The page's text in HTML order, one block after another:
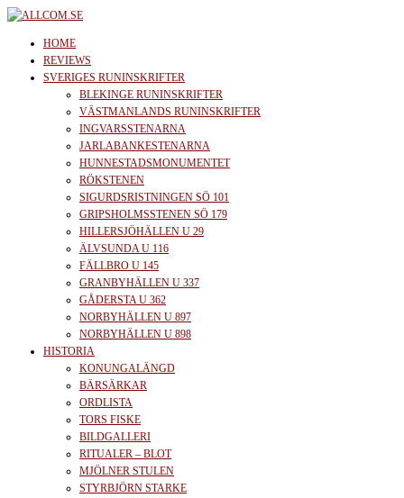
Skip
content
allcom.se
News | Reviews | History
HOME
REVIEWS
SVERIGES RUNINSKRIFTER
BLEKINGE RUNINSKRIFTER
VÄSTMANLANDS RUNINSKRIFTER
INGVARSSTENARNA
JARLABANKESTENARNA
HUNNESTADSMONUMENTET
RÖKSTENEN
SIGURDSRISTNINGEN SÖ 101
GRIPSHOLMSSTENEN SÖ 179
HILLERSJÖHÄLLEN U 29
ÄLVSUNDA U 116
FÄLLBRO U 145
GRANBYHÄLLEN U 337
GÅDERSTA U 362
NORBYHÄLLEN U 897
NORBYHÄLLEN U 898
HISTORIA
KONUNGALÄNGD
BÄRSÄRKAR
ORDLISTA
TORS FISKE
BILDGALLERI
RITUALER – BLOT
MJÖLNER STULEN
STYRBJÖRN STARKE